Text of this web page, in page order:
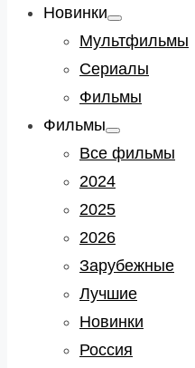
Новинки
Show
sub
menu
Мультфильмы
Сериалы
Фильмы
Фильмы
Show
sub
menu
Все фильмы
2024
2025
2026
Зарубежные
Лучшие
Новинки
Россия